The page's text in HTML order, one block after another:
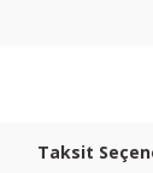
Taksit